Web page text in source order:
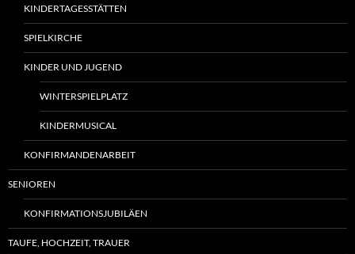
KINDERTAGESSTÄTTEN
SPIELKIRCHE
KINDER UND JUGEND
WINTERSPIELPLATZ
KINDERMUSICAL
KONFIRMANDENARBEIT
SENIOREN
KONFIRMATIONSJUBILÄEN
TAUFE, HOCHZEIT, TRAUER